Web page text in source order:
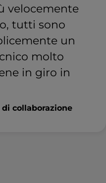
velocemente
tutti sono
un
molto
in giro in
di collaborazione